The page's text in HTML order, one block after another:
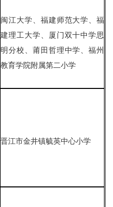
闽江大学、福建师范大学、福
建理工大学、厦门双十中学思
明分校、莆田哲理中学、福州
教育学院附属第二小学
晋江市金井镇毓英中心小学